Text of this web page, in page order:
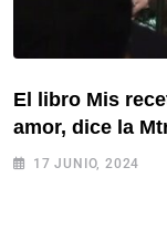
El libro Mis
amor, dice la
17 JUNIO, 2024